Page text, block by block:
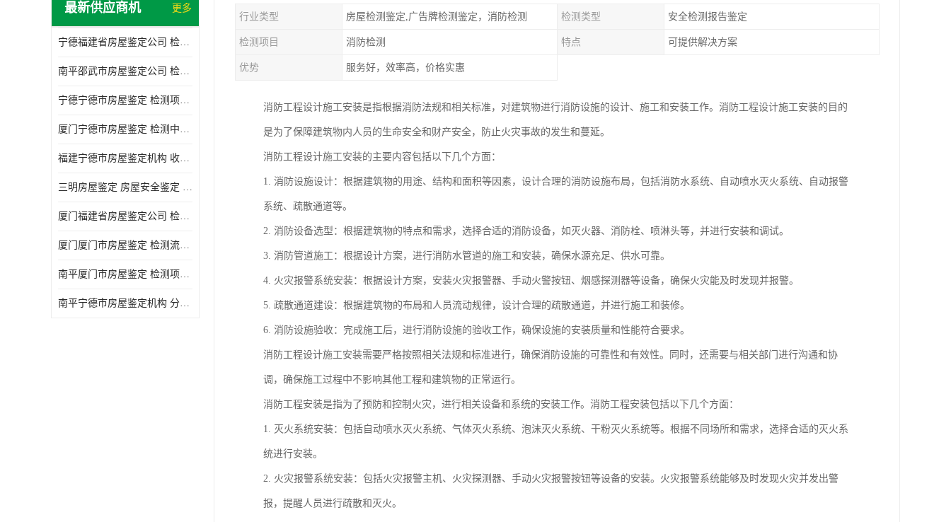
最新供应商机 更多
宁德福建省房屋鉴定公司 检测项目广 可及时反馈数据结果
南平邵武市房屋鉴定公司 检测准确率高 加强房屋的日常与管理
宁德宁德市房屋鉴定 检测项目广 可及时反馈数据结果
厦门宁德市房屋鉴定 检测中心 收费合理规范 项目全 周期短
福建宁德市房屋鉴定机构 收费合理规范 加强房屋的日常与管理
三明房屋鉴定 房屋安全鉴定 检测方便 快捷 经验较为丰富
厦门福建省房屋鉴定公司 检测流程规范 加强房屋的日常与管理
厦门厦门市房屋鉴定 检测流程规范 检测方式多样化
南平厦门市房屋鉴定 检测项目广 经验较为丰富
南平宁德市房屋鉴定机构 分析准确度高 可及时反馈数据结果
行业类型 房屋检测鉴定,广告牌检测鉴定，消防检测 检测类型 安全检测报告鉴定
检测项目 消防检测 特点 可提供解决方案
优势 服务好，效率高，价格实惠
消防工程设计施工安装是指根据消防法规和相关标准，对建筑物进行消防设施的设计、施工和安装工作。消防工程设计施工安装的目的
是为了保障建筑物内人员的生命安全和财产安全，防止火灾事故的发生和蔓延。
消防工程设计施工安装的主要内容包括以下几个方面：
1. 消防设施设计：根据建筑物的用途、结构和面积等因素，设计合理的消防设施布局，包括消防水系统、自动喷水灭火系统、自动报警
系统、疏散通道等。
2. 消防设备选型：根据建筑物的特点和需求，选择合适的消防设备，如灭火器、消防栓、喷淋头等，并进行安装和调试。
3. 消防管道施工：根据设计方案，进行消防水管道的施工和安装，确保水源充足、供水可靠。
4. 火灾报警系统安装：根据设计方案，安装火灾报警器、手动火警按钮、烟感探测器等设备，确保火灾能及时发现并报警。
5. 疏散通道建设：根据建筑物的布局和人员流动规律，设计合理的疏散通道，并进行施工和装修。
6. 消防设施验收：完成施工后，进行消防设施的验收工作，确保设施的安装质量和性能符合要求。
消防工程设计施工安装需要严格按照相关法规和标准进行，确保消防设施的可靠性和有效性。同时，还需要与相关部门进行沟通和协
调，确保施工过程中不影响其他工程和建筑物的正常运行。
消防工程安装是指为了预防和控制火灾，进行相关设备和系统的安装工作。消防工程安装包括以下几个方面：
1. 灭火系统安装：包括自动喷水灭火系统、气体灭火系统、泡沫灭火系统、干粉灭火系统等。根据不同场所和需求，选择合适的灭火系
统进行安装。
2. 火灾报警系统安装：包括火灾报警主机、火灾探测器、手动火灾报警按钮等设备的安装。火灾报警系统能够及时发现火灾并发出警
报，提醒人员进行疏散和灭火。